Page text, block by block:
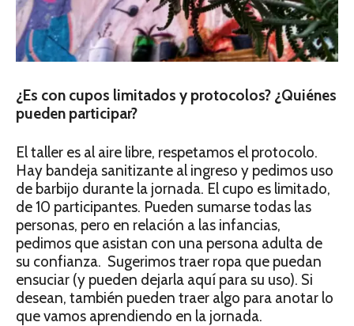
¿Es con cupos limitados y protocolos? ¿Quiénes
pueden participar?
El taller es al aire libre, respetamos el protocolo.
Hay bandeja sanitizante al ingreso y pedimos uso
de barbijo durante la jornada. El cupo es limitado,
de 10 participantes. Pueden sumarse todas las
personas, pero en relación a las infancias,
pedimos que asistan con una persona adulta de
su confianza. Sugerimos traer ropa que puedan
ensuciar (y pueden dejarla aquí para su uso). Si
desean, también pueden traer algo para anotar lo
que vamos aprendiendo en la jornada.